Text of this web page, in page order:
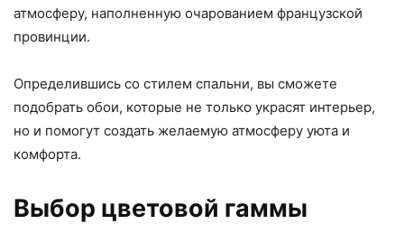
атмосферу, наполненную очарованием французской
провинции.
Определившись со стилем спальни, вы сможете
подобрать обои, которые не только украсят интерьер,
но и помогут создать желаемую атмосферу уюта и
комфорта.
Выбор цветовой гаммы